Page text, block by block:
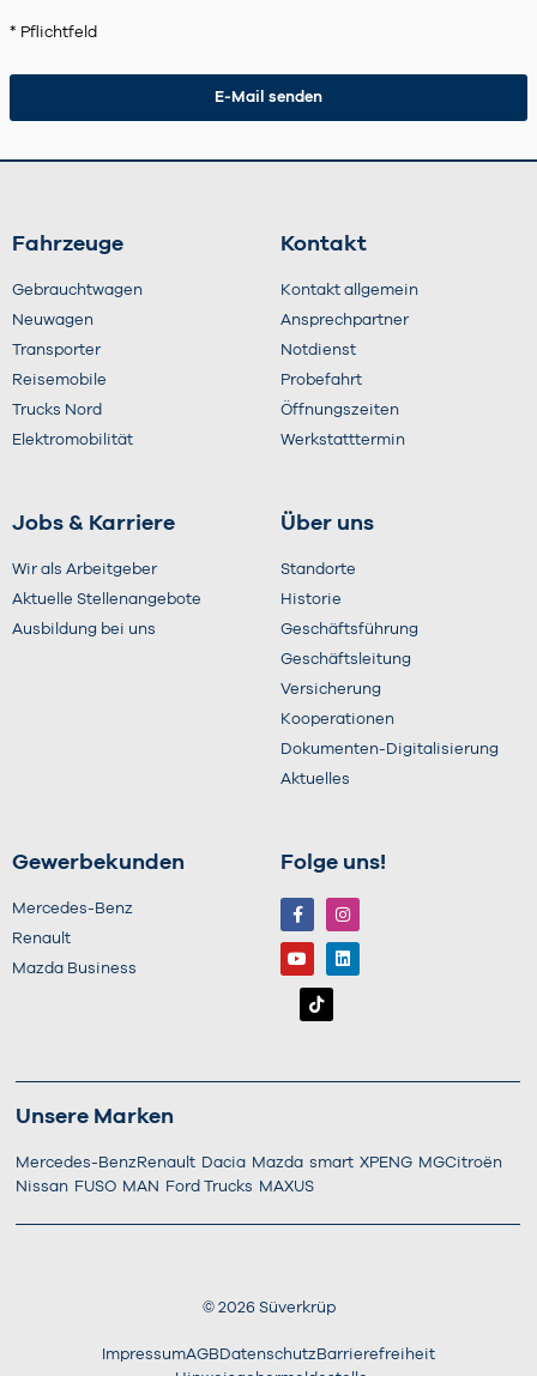
* Pflichtfeld
Fahrzeuge
Gebrauchtwagen
Neuwagen
Transporter
Reisemobile
Trucks Nord
Elektromobilität
Kontakt
Kontakt allgemein
Ansprechpartner
Notdienst
Probefahrt
Öffnungszeiten
Werkstatttermin
Jobs & Karriere
Wir als Arbeitgeber
Aktuelle Stellenangebote
Ausbildung bei uns
Über uns
Standorte
Historie
Geschäftsführung
Geschäftsleitung
Versicherung
Kooperationen
Dokumenten-Digitalisierung
Aktuelles
Gewerbekunden
Mercedes-Benz
Renault
Mazda Business
Folge uns!
Unsere Marken
Mercedes-Benz Renault Dacia Mazda smart XPENG MGCitroën
Nissan FUSO MAN Ford Trucks MAXUS
© 2026Süverkrüp
ImpressumAGB Datenschutz Barrierefreiheit